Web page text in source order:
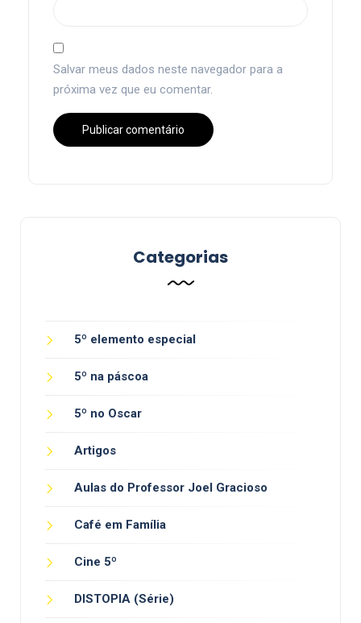
Salvar meus dados neste navegador para a
próxima vez que eu comentar.
Categorias
5º elemento especial
5º na páscoa
5º no Oscar
Artigos
Aulas do Professor Joel Gracioso
Café em Família
Cine 5º
DISTOPIA (Série)